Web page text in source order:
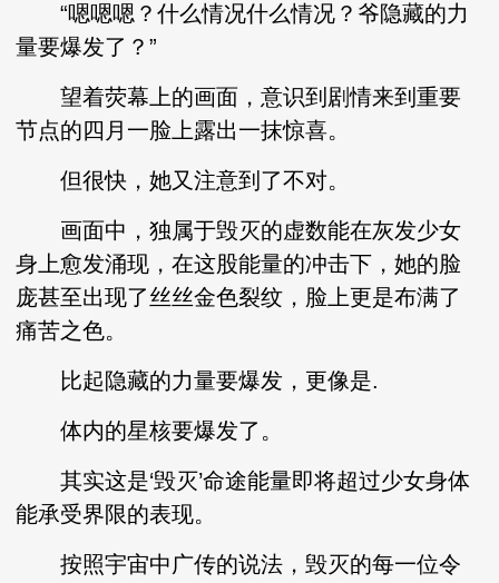
“嗯嗯嗯？什么情况什么情况？爷隐藏的力
量要爆发了？”
望着荧幕上的画面，意识到剧情来到重要
节点的四月一脸上露出一抹惊喜。
但很快，她又注意到了不对。
画面中，独属于毁灭的虚数能在灰发少女
身上愈发涌现，在这股能量的冲击下，她的脸
庞甚至出现了丝丝金色裂纹，脸上更是布满了
痛苦之色。
比起隐藏的力量要爆发，更像是.
体内的星核要爆发了。
其实这是‘毁灭’命途能量即将超过少女身体
能承受界限的表现。
按照宇宙中广传的说法，毁灭的每一位令